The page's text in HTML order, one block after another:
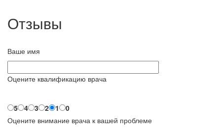
Отзывы
Ваше имя
Оцените квалификацию врача
5 4 3 2 1
0
Оцените внимание врача к вашей проблеме